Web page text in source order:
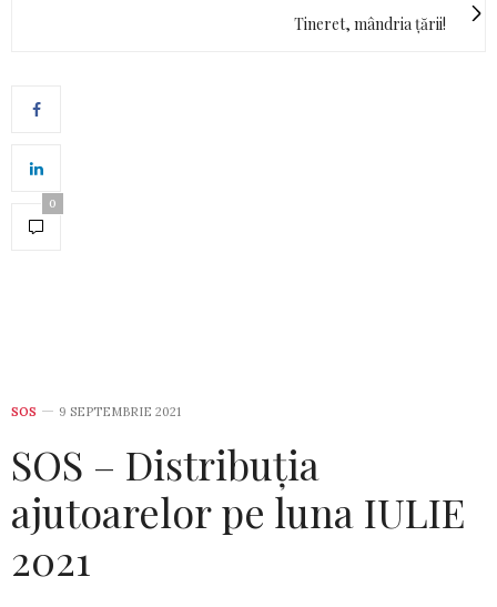
Tineret, mândria țării!
0
SOS 9 SEPTEMBRIE 2021
SOS – Distribuția
ajutoarelor pe luna IULIE
2021